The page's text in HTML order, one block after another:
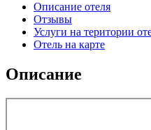
Описание отеля
Отзывы
Услуги на територии
Отель на карте
Описание